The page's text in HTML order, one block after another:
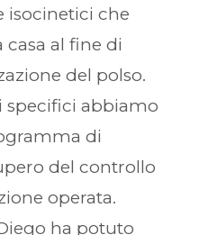
isocinetici che
casa al fine di
del polso.
specifici abbiamo
di
del controllo
operata.
ha potuto